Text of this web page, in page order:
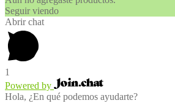
Seguir viendo
Abrir chat
1
Powered by
Hola, ¿En qué podemos ayudarte?